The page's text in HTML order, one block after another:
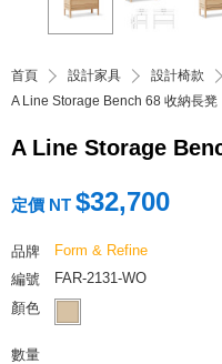
首頁 設計家具 設計椅款
A Line Storage Bench 68 收納長凳
A Line Storage
定價 NT $32,700
品牌
Form & Refine
編號
FAR-2131-WO
顏色
數量